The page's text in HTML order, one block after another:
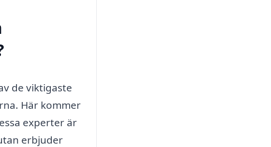
de viktigaste
Här kommer
experter är
erbjuder